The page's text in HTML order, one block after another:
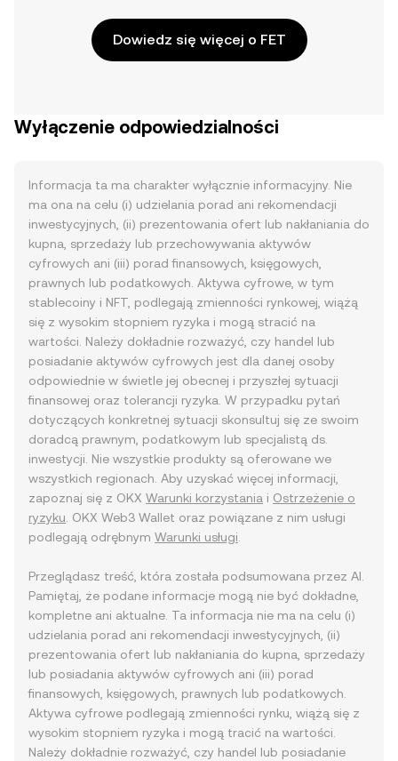
Dowiedz się więcej o FET
Wyłączenie odpowiedzialności
Informacja ta ma charakter wyłącznie informacyjny. Nie
ma ona na celu (i) udzielania porad ani rekomendacji
inwestycyjnych, (ii) prezentowania ofert lub nakłaniania do
kupna, sprzedaży lub przechowywania aktywów
cyfrowych ani (iii) porad finansowych, księgowych,
prawnych lub podatkowych. Aktywa cyfrowe, w tym
stablecoiny i NFT, podlegają zmienności rynkowej, wiążą
się z wysokim stopniem ryzyka i mogą stracić na
wartości. Należy dokładnie rozważyć, czy handel lub
posiadanie aktywów cyfrowych jest dla danej osoby
odpowiednie w świetle jej obecnej i przyszłej sytuacji
finansowej oraz tolerancji ryzyka. W przypadku pytań
dotyczących konkretnej sytuacji skonsultuj się ze swoim
doradcą prawnym, podatkowym lub specjalistą ds.
inwestycji. Nie wszystkie produkty są oferowane we
wszystkich regionach. Aby uzyskać więcej informacji,
zapoznaj się z OKX Warunki korzystania i Ostrzeżenie o
ryzyku . OKX Web3 Wallet oraz powiązane z nim usługi
podlegają odrębnym Warunki usługi
Przeglądasz treść, która została podsumowana przez AI.
Pamiętaj, że podane informacje mogą nie być dokładne,
kompletne ani aktualne. Ta informacja nie ma na celu (i)
udzielania porad ani rekomendacji inwestycyjnych, (ii)
prezentowania ofert lub nakłaniania do kupna, sprzedaży
lub posiadania aktywów cyfrowych ani (iii) porad
finansowych, księgowych, prawnych lub podatkowych.
Aktywa cyfrowe podlegają zmienności rynku, wiążą się z
wysokim stopniem ryzyka i mogą tracić na wartości.
Należy dokładnie rozważyć, czy handel lub posiadanie